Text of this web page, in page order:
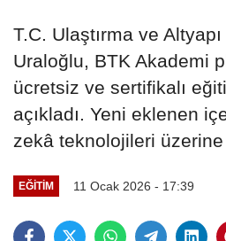
T.C. Ulaştırma ve
Uraloğlu, BTK Akademi
ücretsiz ve sertifikalı
açıkladı. Yeni eklenen
zekâ teknolojileri üzerine
EĞITIM 11 Ocak 2026 - 17:39